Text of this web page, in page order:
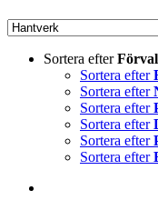
Sortera efter
Sortera efter
Sortera efter
Sortera efter
Sortera efter
Sortera efter
Sortera efter